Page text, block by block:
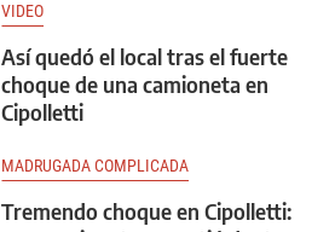
VIDEO
Así quedó el local tras el fuerte
choque de una camioneta en
Cipolletti
MADRUGADA COMPLICADA
Tremendo choque en Cipolletti: